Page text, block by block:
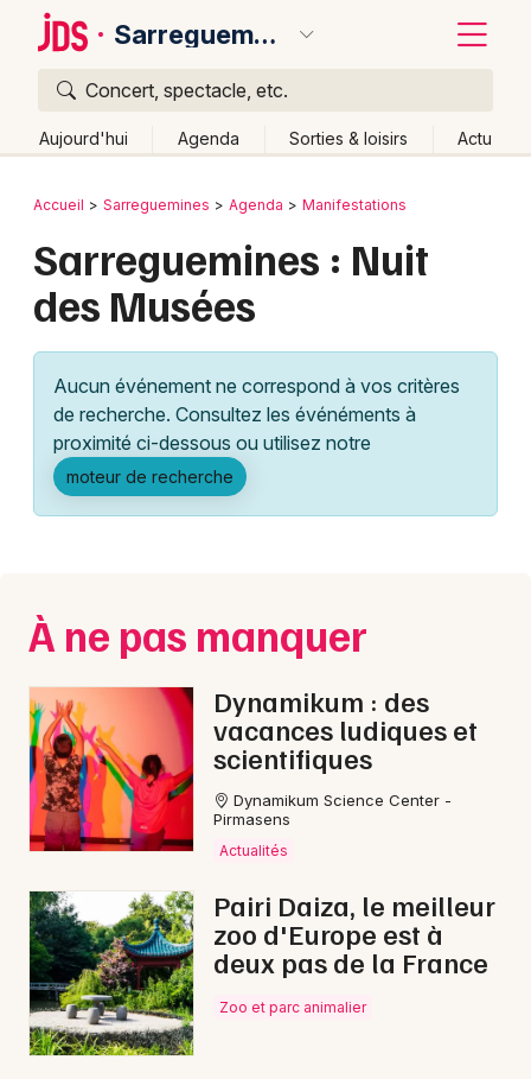
Sarreguemines
Concert, spectacle, etc.
Aujourd'hui Agenda Sorties & loisirs Actu
Publier un événement
Grands événements
Activité & Expérience
Manifestations
Foires & salons
Concerts
Sports
Soirées
Sorties famille
Sorties & loisirs
Nuit des Musées en Moselle
Nuit des Musées en Lorraine
Bordeaux
Colmar
Lille
Lyon
Marseille
Mulhouse
Nice
Paris
Strasbourg
Toulouse
Toutes les villes
Retour
Accueil Sarreguemines Agenda Manifestations
Sarreguemines : Nuit
des Musées
Aucun événement ne correspond à vos critères
de recherche. Consultez les événéments à
proximité ci-dessous ou utilisez notre
moteur de recherche
À ne pas manquer
Dynamikum : des
vacances ludiques et
scientifiques
Dynamikum Science Center -
Pirmasens
Actualités
Pairi Daiza, le meilleur
zoo d'Europe est à
deux pas de la France
Zoo et parc animalier
Quoi ?
Où ?
Partout
Près de moi Changer de lieu
Quand ?
Aujourd'hui
Demain Ce week-end Autre